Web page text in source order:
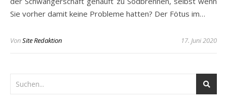
Sie vorher damit keine Probleme hatten? Der Fötus im…
VonSite Redaktion 17. Juni 2020